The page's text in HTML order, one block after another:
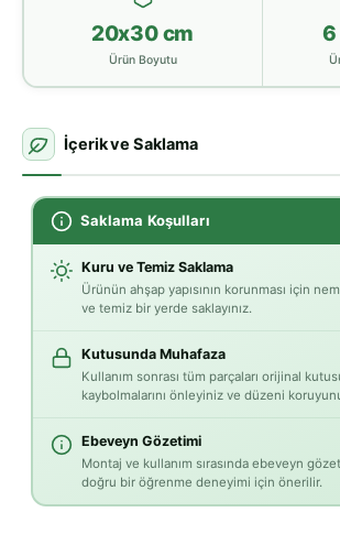
20x30 cm
Ürün Boyutu
6
İçerik ve Saklama
Saklama Koşulları
Kuru ve Temiz Saklama
Ürünün ahşap yapısının korunması için
ve temiz bir yerde saklayınız.
Kutusunda Muhafaza
Kullanım sonrası tüm parçaları orijinal
kaybolmalarını önleyiniz ve düzeni
Ebeveyn Gözetimi
Montaj ve kullanım sırasında ebeveyn
doğru bir öğrenme deneyimi için önerilir.